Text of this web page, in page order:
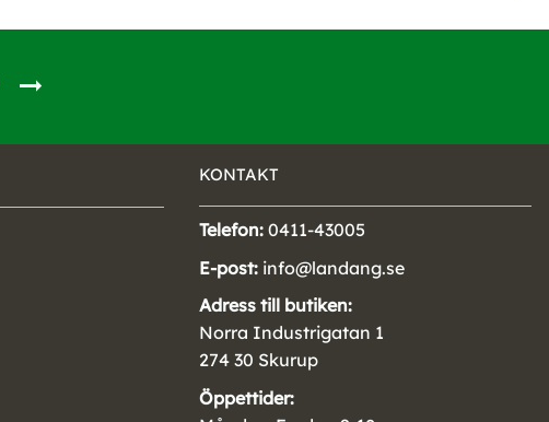
KONTAKT
Telefon: 0411-43005
E-post: info@landang.se
Adress till butiken:
Norra Industrigatan 1
274 30 Skurup
Öppettider: